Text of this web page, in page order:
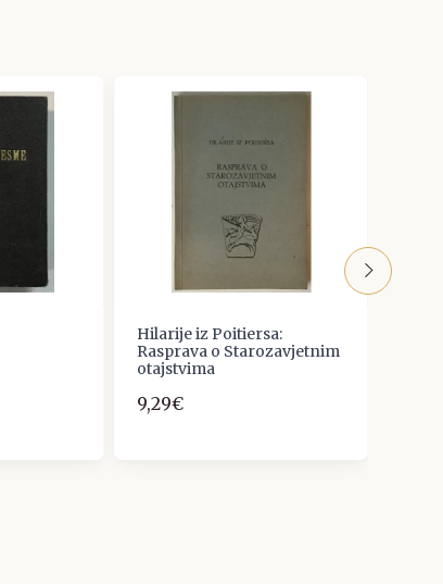
Hilarije iz Poitiersa:
Rasprava o Starozavjetnim
otajstvima
9,29€